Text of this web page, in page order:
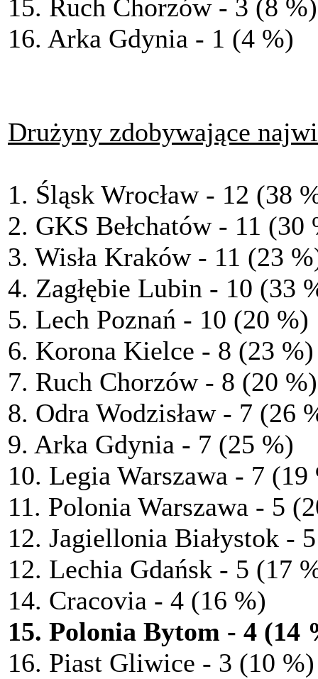
15. Ruch Chorzów - 3 (8 %)
16. Arka Gdynia - 1 (4 %)
Drużyny zdobywające
1. Śląsk Wrocław - 12 (38
2. GKS Bełchatów - 11 (30
3. Wisła Kraków - 11 (23
4. Zagłębie Lubin - 10 (33
5. Lech Poznań - 10 (20 %)
6. Korona Kielce - 8 (23 %)
7. Ruch Chorzów - 8 (20 %)
8. Odra Wodzisław - 7 (26
9. Arka Gdynia - 7 (25 %)
10. Legia Warszawa - 7 (19
11. Polonia Warszawa - 5
12. Jagiellonia Białystok -
12. Lechia Gdańsk - 5 (17
14. Cracovia - 4 (16 %)
15. Polonia Bytom - 4 (14
16. Piast Gliwice - 3 (10 %)